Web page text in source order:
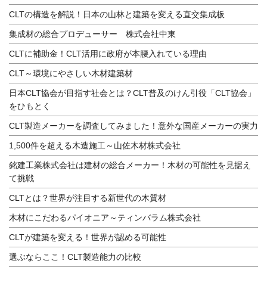
CLTの構造を解説！日本の山林と建築を変える直交集成板
集成材の総合プロデューサー 株式会社中東
CLTに補助金！CLT活用に政府が本腰入れている理由
CLT～環境にやさしい木材建築材
日本CLT協会が目指す社会とは？CLT普及のけん引役「CLT協会」
をひもとく
CLT製造メーカーを調査してみました！意外な国産メーカーの実力
1,500件を超える木造施工～山佐木材株式会社
銘建工業株式会社は建材の総合メーカー！木材の可能性を見据え
て挑戦
CLTとは？世界が注目する新世代の木質材
木材にこだわるパイオニア～ティンバラム株式会社
CLTが建築を変える！世界が認める可能性
選ぶならここ！CLT製造能力の比較